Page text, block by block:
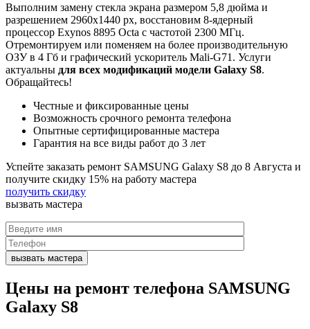
Выполним замену стекла экрана размером 5,8 дюйма и
разрешением 2960x1440 px, восстановим 8-ядерный
процессор Exynos 8895 Octa с частотой 2300 МГц.
Отремонтируем или поменяем на более производительную
ОЗУ в 4 Гб и графический ускоритель Mali-G71. Услуги
актуальны для всех модификаций модели Galaxy S8.
Обращайтесь!
Честные и фиксированные цены
Возможность срочного ремонта телефона
Опытные сертифицированные мастера
Гарантия на все виды работ до 3 лет
Успейте заказать ремонт SAMSUNG Galaxy S8 до 8 Августа и
получите скидку 15% на работу мастера
получить скидку
вызвать мастера
Цены на ремонт телефона SAMSUNG
Galaxy S8